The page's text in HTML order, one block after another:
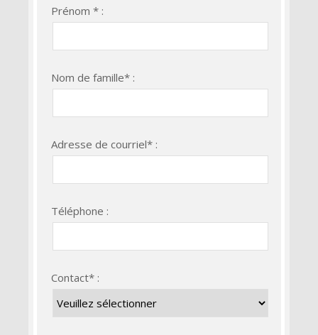
Prénom * :
Nom de famille* :
Adresse de courriel* :
Téléphone :
Contact* :